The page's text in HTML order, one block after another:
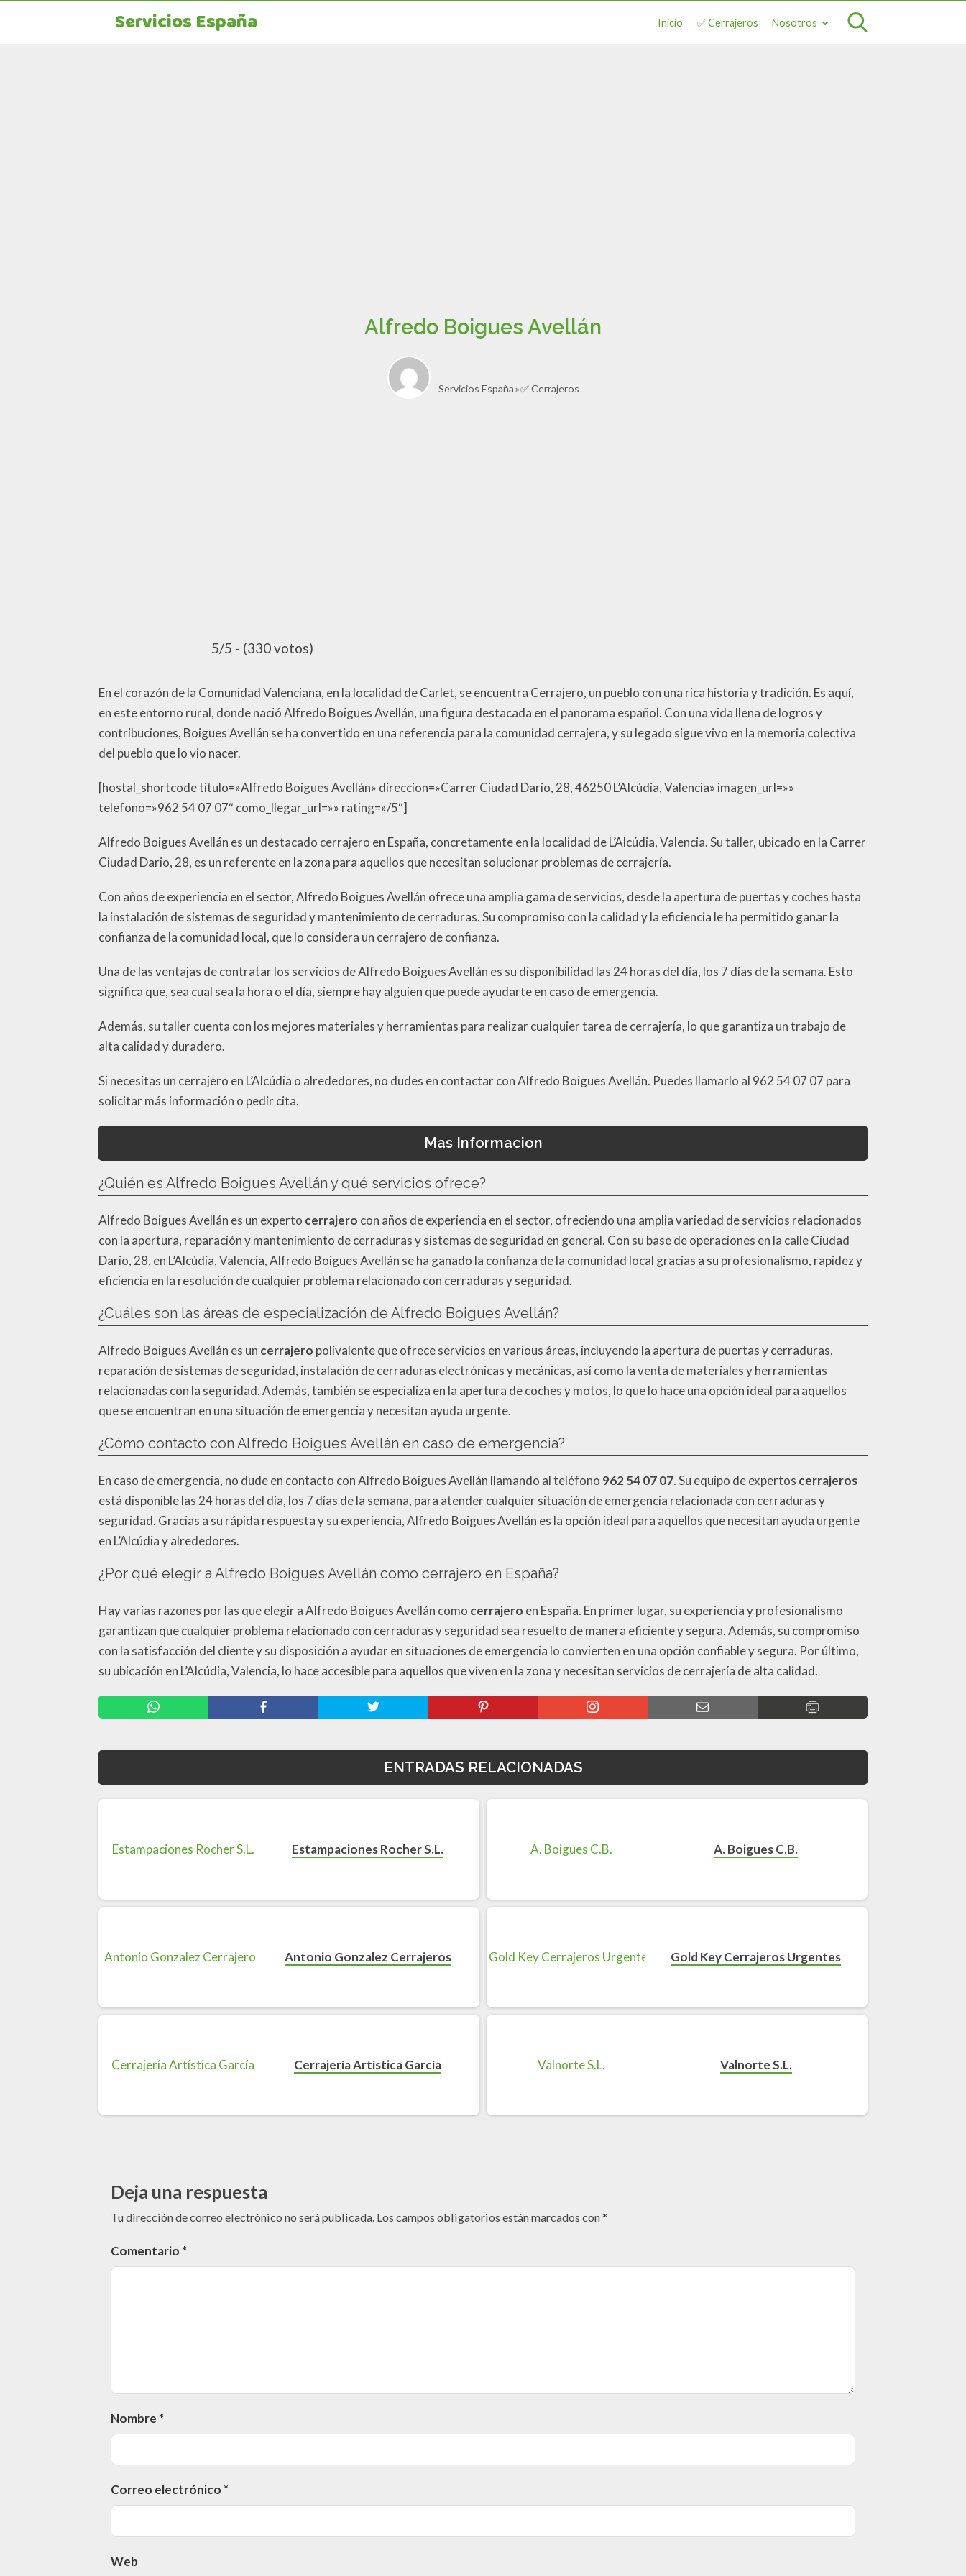
Servicios España Inicio ✅ Cerrajeros Nosotros
Alfredo Boigues Avellán
Servicios España ✅ Cerrajeros
5/5 - (330 votos)
En el corazón de la Comunidad Valenciana, en la localidad de Carlet, se encuentra Cerrajero, un pueblo con una rica historia y tradición. Es aquí,
en este entorno rural, donde nació Alfredo Boigues Avellán, una figura destacada en el panorama español. Con una vida llena de logros y
contribuciones, Boigues Avellán se ha convertido en una referencia para la comunidad cerrajera, y su legado sigue vivo en la memoria colectiva
del pueblo que lo vio nacer.
[hostal_shortcode titulo=»Alfredo Boigues Avellán» direccion=»Carrer Ciudad Dario, 28, 46250 L’Alcúdia, Valencia» imagen_url=»»
telefono=»962 54 07 07″ como_llegar_url=»» rating=»/5″]
Alfredo Boigues Avellán es un destacado cerrajero en España, concretamente en la localidad de L’Alcúdia, Valencia. Su taller, ubicado en la Carrer
Ciudad Dario, 28, es un referente en la zona para aquellos que necesitan solucionar problemas de cerrajería.
Con años de experiencia en el sector, Alfredo Boigues Avellán ofrece una amplia gama de servicios, desde la apertura de puertas y coches hasta
la instalación de sistemas de seguridad y mantenimiento de cerraduras. Su compromiso con la calidad y la eficiencia le ha permitido ganar la
confianza de la comunidad local, que lo considera un cerrajero de confianza.
Una de las ventajas de contratar los servicios de Alfredo Boigues Avellán es su disponibilidad las 24 horas del día, los 7 días de la semana. Esto
significa que, sea cual sea la hora o el día, siempre hay alguien que puede ayudarte en caso de emergencia.
Además, su taller cuenta con los mejores materiales y herramientas para realizar cualquier tarea de cerrajería, lo que garantiza un trabajo de
alta calidad y duradero.
Si necesitas un cerrajero en L’Alcúdia o alrededores, no dudes en contactar con Alfredo Boigues Avellán. Puedes llamarlo al 962 54 07 07 para
solicitar más información o pedir cita.
Mas Informacion
¿Quién es Alfredo Boigues Avellán y qué servicios ofrece?
Alfredo Boigues Avellán es un experto cerrajero con años de experiencia en el sector, ofreciendo una amplia variedad de servicios relacionados
con la apertura, reparación y mantenimiento de cerraduras y sistemas de seguridad en general. Con su base de operaciones en la calle Ciudad
Dario, 28, en L’Alcúdia, Valencia, Alfredo Boigues Avellán se ha ganado la confianza de la comunidad local gracias a su profesionalismo, rapidez y
eficiencia en la resolución de cualquier problema relacionado con cerraduras y seguridad.
¿Cuáles son las áreas de especialización de Alfredo Boigues Avellán?
Alfredo Boigues Avellán es un cerrajero polivalente que ofrece servicios en various áreas, incluyendo la apertura de puertas y cerraduras,
reparación de sistemas de seguridad, instalación de cerraduras electrónicas y mecánicas, así como la venta de materiales y herramientas
relacionadas con la seguridad. Además, también se especializa en la apertura de coches y motos, lo que lo hace una opción ideal para aquellos
que se encuentran en una situación de emergencia y necesitan ayuda urgente.
¿Cómo contacto con Alfredo Boigues Avellán en caso de emergencia?
En caso de emergencia, no dude en contacto con Alfredo Boigues Avellán llamando al teléfono 962 54 07 07. Su equipo de expertos cerrajeros
está disponible las 24 horas del día, los 7 días de la semana, para atender cualquier situación de emergencia relacionada con cerraduras y
seguridad. Gracias a su rápida respuesta y su experiencia, Alfredo Boigues Avellán es la opción ideal para aquellos que necesitan ayuda urgente
en L’Alcúdia y alrededores.
¿Por qué elegir a Alfredo Boigues Avellán como cerrajero en España?
Hay varias razones por las que elegir a Alfredo Boigues Avellán como cerrajero en España. En primer lugar, su experiencia y profesionalismo
garantizan que cualquier problema relacionado con cerraduras y seguridad sea resuelto de manera eficiente y segura. Además, su compromiso
con la satisfacción del cliente y su disposición a ayudar en situaciones de emergencia lo convierten en una opción confiable y segura. Por último,
su ubicación en L’Alcúdia, Valencia, lo hace accesible para aquellos que viven en la zona y necesitan servicios de cerrajería de alta calidad.
ENTRADAS RELACIONADAS
Estampaciones Rocher S.L. A. Boigues C.B.
Antonio Gonzalez Cerrajeros Gold Key Cerrajeros Urgentes
Cerrajería Artística García Valnorte S.L.
Deja una respuesta
Tu dirección de correo electrónico no será publicada. Los campos obligatorios están marcados con*
Comentario *
Nombre *
Correo electrónico *
Web